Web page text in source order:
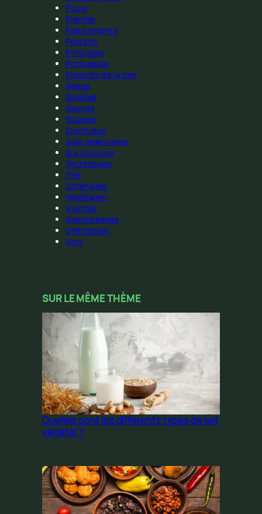
Pizza
Plantes
Plats enfants
Poisson
Portugais
Portugaise
Produits de la mer
Repas
Salades
Sauces
Soupes
Spiritueux
Sud-américaine
Sur le pouce
Techniques
Thé
Ustensiles
Végétarien
Viandes
Viennoiseries
Vietnamien
Vins
SUR LE MÊME THÈME
Quelles sont les différents types de lait
végétal ?